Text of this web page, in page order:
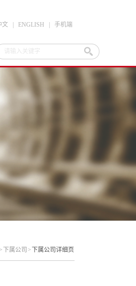
文 ENGLISH 手机端
> 下属公司 > 下属公司详细页